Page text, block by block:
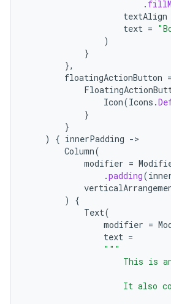
.
textAlign
text =
)
}
},
floatingActionButton =
Icon(Icons .
}
}
)
{ innerPadding -
Column(
modifier =
.padding(
)
{
Text(
modifier =
text =
"""
This is
It also